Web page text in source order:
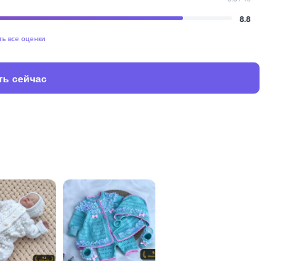
8.8
все оценки
сейчас